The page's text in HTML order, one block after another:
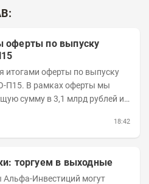
оферты по выпуску
П15. В рамках оферты мы
сумму в 3,1 млрд рублей из
18:42
торгуем в выходные